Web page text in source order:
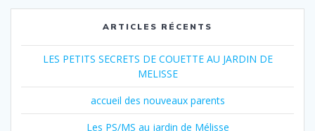
ARTICLES RÉCENTS
LES PETITS SECRETS DE COUETTE AU JARDIN DE
MELISSE
accueil des nouveaux parents
Les PS/MS au jardin de Mélisse